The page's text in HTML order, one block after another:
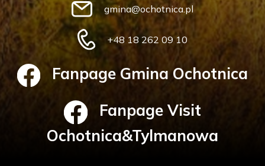
gmina@ochotnica.pl
+48 18 262 09 10
Fanpage Gmina Ochotnica
Fanpage Visit
Ochotnica&Tylmanowa